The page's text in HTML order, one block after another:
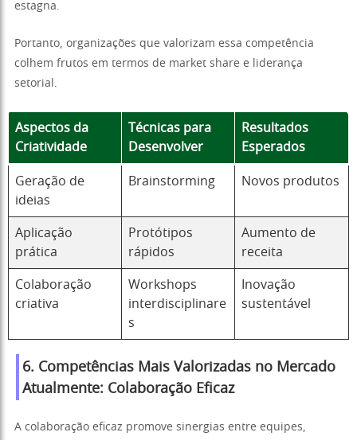
estagna.
Portanto, organizações que valorizam essa competência
colhem frutos em termos de market share e liderança
setorial.
Aspectos da
Criatividade
Técnicas para
Desenvolver
Resultados
Esperados
Geração de
ideias
Brainstorming Novos produtos
Aplicação
prática
Protótipos
rápidos
Aumento de
receita
Colaboração
criativa
Workshops
interdisciplinare
s
Inovação
sustentável
6. Competências Mais Valorizadas no Mercado
Atualmente: Colaboração Eficaz
A colaboração eficaz promove sinergias entre equipes,